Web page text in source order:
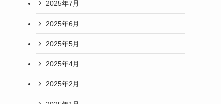
2025年7月
2025年6月
2025年5月
2025年4月
2025年2月